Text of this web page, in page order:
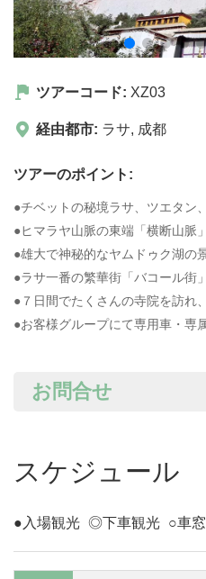
ツアーコード: XZ03
経由都市: ラサ, 成都
ツアーのポイント:
●チベットの秘境ラサ、ツエタン
●ヒマラヤ山脈の東端「横断山脈
●雄大で神秘的なヤムドゥク湖の
●ラサ一番の繁華街「バコール街
●７日間でたくさんの寺院を訪れ
●お客様グループにて専用車・専
お問合せ
スケジュール
●入場観光 ◎下車観光 ○車